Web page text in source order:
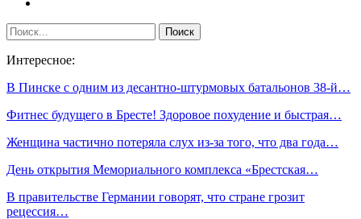
Интересное:
В Пинске с одним из десантно-штурмовых батальонов 38-й…
Фитнес будущего в Бресте! Здоровое похудение и быстрая…
Женщина частично потеряла слух из-за того, что два года…
День открытия Мемориального комплекса «Брестская…
В правительстве Германии говорят, что стране грозит
рецессия…